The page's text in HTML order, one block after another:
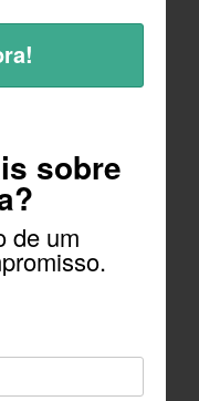
sobre
de um